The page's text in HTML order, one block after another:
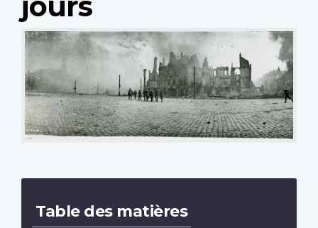
Table des matières